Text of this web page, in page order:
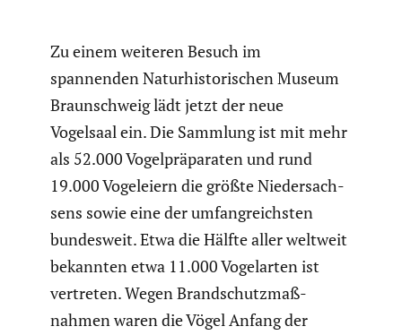
Zu einem weiteren Besuch im
spannenden Natur­his­to­ri­schen Museum
Braun­schweig lädt jetzt der neue
Vogelsaal ein. Die Sammlung ist mit mehr
als 52.000 Vogel­prä­pa­raten und rund
19.000 Vogel­eiern die größte Nieder­sach­
sens sowie eine der umfang­reichsten
bundes­weit. Etwa die Hälfte aller weltweit
bekannten etwa 11.000 Vogel­arten ist
vertreten. Wegen Brand­schutz­maß­
nahmen waren die Vögel Anfang der